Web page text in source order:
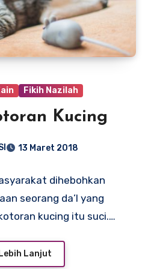
Fikih Nazilah
Kucing
13 Maret 2018
dihebohkan
seorang da’I yang
kucing itu suci.…
Lanjut